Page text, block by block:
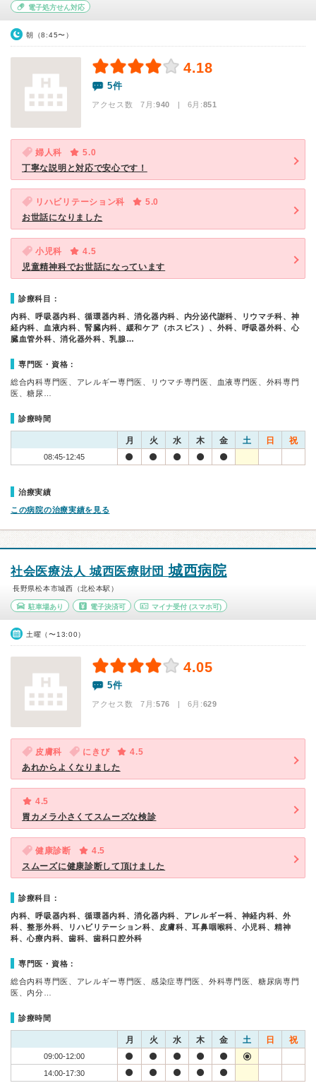
電子処方せん対応
朝（8:45〜）
4.18
5件
アクセス数 7月:940 | 6月:851
婦人科
5.0
丁寧な説明と対応で安心です！
リハビリテーション科
5.0
お世話になりました
小児科
4.5
児童精神科でお世話になっています
診療科目：
内科、呼吸器内科、循環器内科、消化器内科、内分泌代謝科、リウマチ科、神
経内科、血液内科、腎臓内科、緩和ケア（ホスピス）、外科、呼吸器外科、心
臓血管外科、消化器外科、乳腺…
専門医・資格：
総合内科専門医、アレルギー専門医、リウマチ専門医、血液専門医、外科専門
医、糖尿…
診療時間
月 火 水 木 金 土 日 祝
08:45-12:45
治療実績
この病院の治療実績を見る
社会医療法人 城西医療財団城西病院
長野県松本市城西（北松本駅）
駐車場あり 電子決済可 マイナ受付 (スマホ可)
土曜（〜13:00）
4.05
5件
アクセス数 7月:576 | 6月:629
皮膚科 にきび
4.5
あれからよくなりました
4.5
胃カメラ小さくてスムーズな検診
健康診断
4.5
スムーズに健康診断して頂けました
診療科目：
内科、呼吸器内科、循環器内科、消化器内科、アレルギー科、神経内科、外
科、整形外科、リハビリテーション科、皮膚科、耳鼻咽喉科、小児科、精神
科、心療内科、歯科、歯科口腔外科
専門医・資格：
総合内科専門医、アレルギー専門医、感染症専門医、外科専門医、糖尿病専門
医、内分…
診療時間
月 火 水 木 金 土 日 祝
09:00-12:00
14:00-17:30